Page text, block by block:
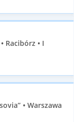
Racibórz • I
• Warszawa